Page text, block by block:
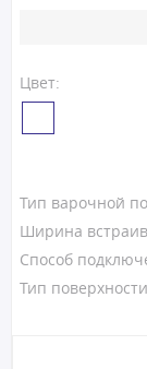
Цвет:
Тип варочной
Ширина
Способ
Тип